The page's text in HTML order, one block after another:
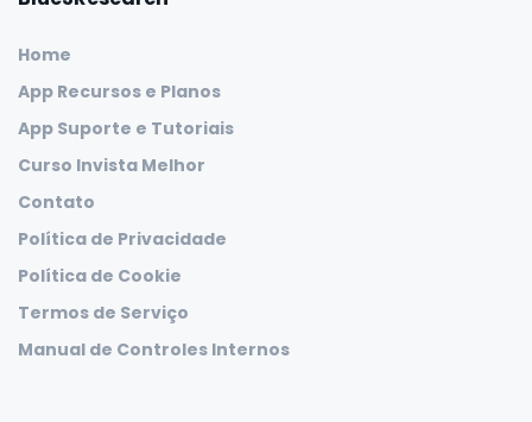
Home
App Recursos e Planos
App Suporte e Tutoriais
Curso Invista Melhor
Contato
Política de Privacidade
Política de Cookie
Termos de Serviço
Manual de Controles Internos